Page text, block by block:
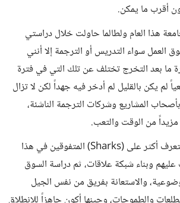
أقرب ما يمكن.
هذا العام ولطالما حاولت خلال دراستي
العمل سواء التدريس أو الترجمة إلا أنني
ما بعد التخرج تختلف عن تلك التي في فترة
لم يكن بالقليل لم أدخر فيه جهداً لكن لا تزال
المشاريع وشركات الترجمة الناشئة،
من الوقت والتعب.
ربما عليّ الآن التعرف أكثر على (Sharks) المتفوقين في هذا
عليهم وبناء شبكة علاقات، ثم دراسة السوق
والاستعانة بفريق من نفس الجيل